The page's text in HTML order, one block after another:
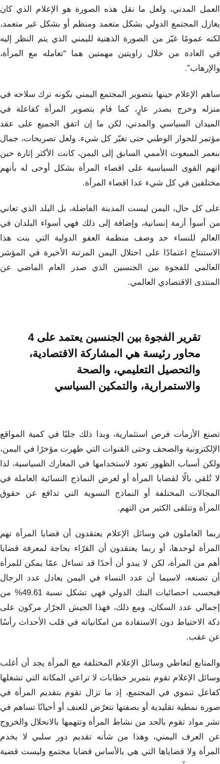
العمل المدني، ولعل ما نقل هذه الصورة هو الإعلام الذي كان
يغازل المجتمع الدولي بشكل متعمد ومنظم أو بشكل غير متعمد،
لكنه عمومًا غيّر من الصورة الذهنية لليمني الذي يتم النظر إليه
في العادة من خلال زاويتين مهمتين هما “تعامله مع المرأة،
والإرهاب”.
ساهم الإعلام حينها بتصوير المجتمع اليمني بكونه ترك سلاحه في
منزله وخرج بصدر عارٍ، كما قام بتصوير المرأة كفاعلة في
الميدان السياسي والمدني، لكن ما إن اتفق الجميع على عقد
مؤتمر للحوار الوطني حتى تغيّر كل شيء. ولعل تصريحات، جمال
بنعمر المبعوث الأممي السابق إلى اليمن، كانت الأكثر إثارة حين
اتهم القوى السياسية على اقصاء المرأة بشكل أوحى له بأنهم
مختلفين في كل شيء عدا اقصاء المرأة.
على كل حال، اليمن ليست المدينة الفاضلة، بل البلد الذي تعاني
من أسوأ أزمة إنسانية، وإضافة إلى ذلك فهي أسواء البلدان في
العالم للنساء حد وصف منظمة العفو الدولية التي بنت هذا
الاستنتاج اعتمادًا على احتلال اليمن المرتبة الأخيرة في المؤشر
العالمي للفجوة بين الجنسين الذي صدر العام الماضي عن
المنتدى الاقتصادي العالمي.
تقرير الفجوة بين الجنسين يعتمد على 4
محاور رئيسة هي المشاركة الاقتصادية،
والتحصيل التعليمي، والصحة
والاستمرارية، والتمكين السياسي
تصنع الأزمات فرص استثمارية، وبدا ذلك جليًا في كمية المواقع
الإلكترونية والصحف وحتى القنوات التي ظهرت مؤخرًا في اليمن،
ولكن أسباب الظهور تعود لاستخدامها في المعارك السياسية، لذا
لا تُلقي بالًا لقضايا المرأة أو لعرض النماذج النسائية العاملة في
المجالات المختلفة أو النماذج النسوية التي تدافع عن حقوق
المرأة وتتلقى الكثير من التهم.
ربما العاملون في وسائل الإعلام يعتقدون أن قضايا المرأة تهم
المرأة لوحدها، أو ربما يعتقدون أن القرّاء بحاجة لمعرفة قضايا
أهم من المرأة، لكن لا يبدو أن أحدًا قد تساءل عمّا يمكن للمرأة
أن تصنعه، لاسيما أن عدد النساء في اليمن يعادل عدد الرجال
فبحسب احصائيات البنك الدولي فهي تشكل نسبة 49.61% من
إجمالي عدد السكان، ومع ذلك، فهذا الجيش الجرّار مركون على
دكة الاحتياط دون الاستفادة من امكانياته في قلب الأحداث رأسًا
عن عقب.
والمتابع لتعاطي وسائل الإعلام المختلفة مع المرأة يجد أن أغلب
وسائل الإعلام تقوم بتمرير خطابات لا تراعي المكانة التي تشغلها
كفاعل تنموي في المجتمع، إذ ما تزال تقوم بتقديم المرأة في
صورة نمطية تقليدية أو بصفتها تتعرّض للعنف أو أحيانًا تساهم في
نشر مواد تقوم بالحد من نشاط المرأة وتتهمها بالانحلال والخروج
عن العرف اليمني، وهذا من شأنه تقديم دور سلبي لا يخدم
المرأة ولا قضاياها التي هي بالأساس قضايا مجتمع وليست قضية